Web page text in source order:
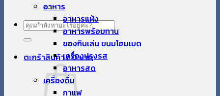
ค้นหา:
ตะกร้าสินค้า /0บาท
อาหาร
อาหารแห้ง
อาหารพร้อมทาน
ของกินเล่น ขนมโฮมเมด
เครื่องปรุงรส
อาหารสด
เครื่องดื่ม
กาแฟ